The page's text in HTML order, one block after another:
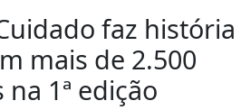
faz história
mais de 2.500
1ª edição